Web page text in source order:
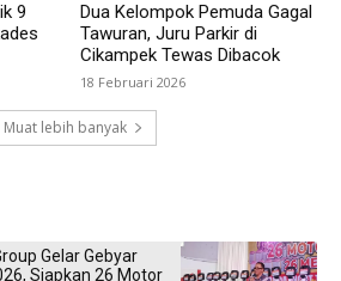
9
Dua Kelompok Pemuda Gagal
Tawuran, Juru Parkir di
Cikampek Tewas Dibacok
18 Februari 2026
Muat lebih banyak
Gelar Gebyar
Siapkan 26 Motor